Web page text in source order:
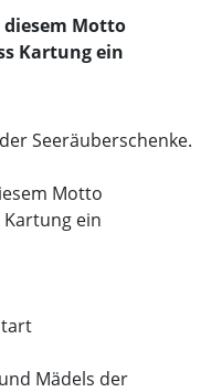
Motto
Kartung ein
Seeräuberschenke.
Motto
Kartung ein
Mädels der